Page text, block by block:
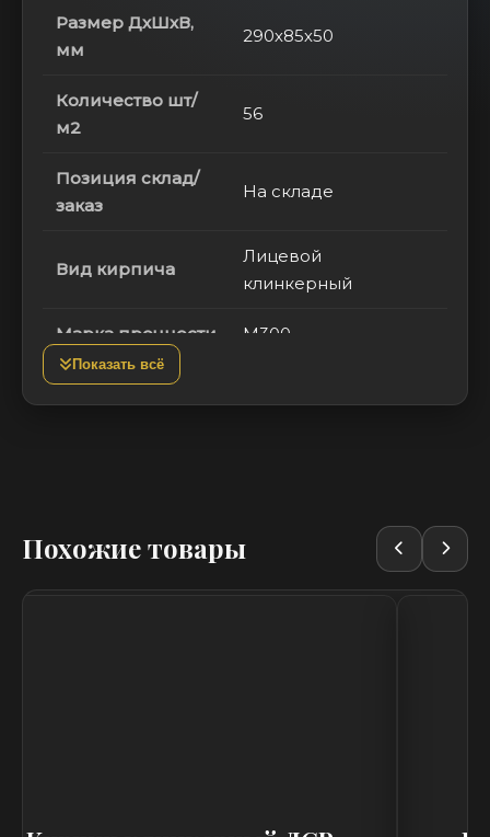
Размер ДхШхВ,
мм
290х85х50
Количество шт/
м2
56
Позиция склад/
заказ
На складе
Вид кирпича
Лицевой
клинкерный
Марка прочности М300
Морозостойкость
Показать всё
Похожие товары